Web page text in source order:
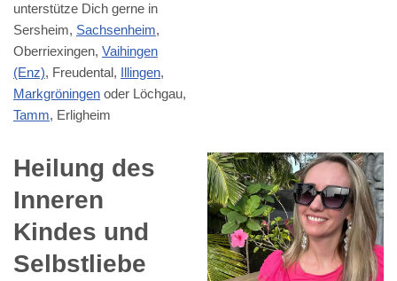
unterstütze Dich gerne in
Sersheim, Sachsenheim,
Oberriexingen, Vaihingen
(Enz), Freudental, Illingen,
Markgröningen oder Löchgau,
Tamm, Erligheim
Heilung des
Inneren
Kindes und
Selbstliebe